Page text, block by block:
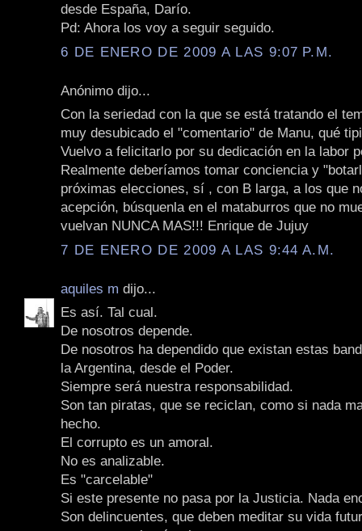
desde España, Darío.
Pd: Ahora los voy a seguir seguido.
6 DE ENERO DE 2009 A LAS 9:07 P.M.
Anónimo dijo...
Con la seriedad con la que se está tratando el
muy desubicado el "comentario" de Manu, qué
Vuelvo a felicitarlo por su dedicación en la labor
Realmente deberíamos tomar conciencia y
próximas elecciones, sí , con B larga, a los que
acepción, búsquenla en el mataburros que no
vuelvan NUNCA MAS!!! Enrique de Jujuy
7 DE ENERO DE 2009 A LAS 9:44 A.M.
aquiles m dijo...
Es así. Tal cual.
De nosotros depende.
De nosotros ha dependido que existan estas
la Argentina, desde el Poder.
Siempre será nuestra responsabilidad.
Son tan piratas, que se reciclan, como si nada
hecho.
El corrupto es un amoral.
No es analizable.
Es "carcelable"
Si este presente no pasa por la Justicia. Nada
Son delincuentes, que deben meditar su vida